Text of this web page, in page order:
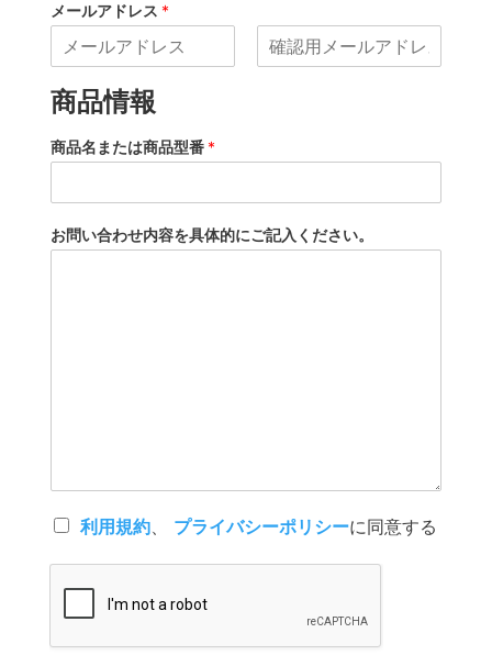
メールアドレス *
ー
ル
レ
認
商品情報
商品名または商品型番 *
お問い合わせ内容を具体的にご記入ください。
利
規
プ
利用規約、 プライバシーポリシーに同意する